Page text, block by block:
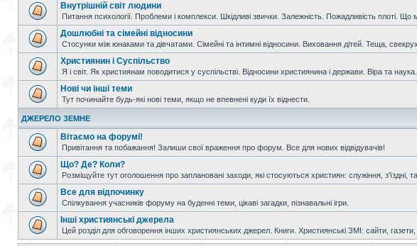
Внутрішній світ людини
Питання психології. Проблеми і комплекси. Шкідливі звички. Залежність. Пожадливість плоті.
Дошлюбні та сімейні відносини
Стосунки між юнаками та дівчатами. Сімейні та інтимні відносини. Виховання дітей. Теща,
Християнин і Суспільство
Я і світ. Як християнам поводитися у суспільстві. Відносини християнина і держави. Віра та наука.
Нові чи інші теми
Тут починайте будь-які нові теми, якщо не впевнені куди їх віднести.
ДЖЕРЕЛО ЗЕМНЕ
Вітаємо на форумі!
Привітання та побажання! Залиши свої враження про форум. Все для нових відвідувачів!
Що? Де? Коли?
Розміщуйте тут оголошення про заплановані заходи, які стосуються християн: служіння, з'їздні,
Все для відпочинку
Спілкування учасників форуму на буденні теми, цікаві загадки, пізнавальні ігри.
Інші християнські джерела
Цей розділ для обговорення інших християнських джерел. Книги. Християнські ЗМІ: сайти, газети,